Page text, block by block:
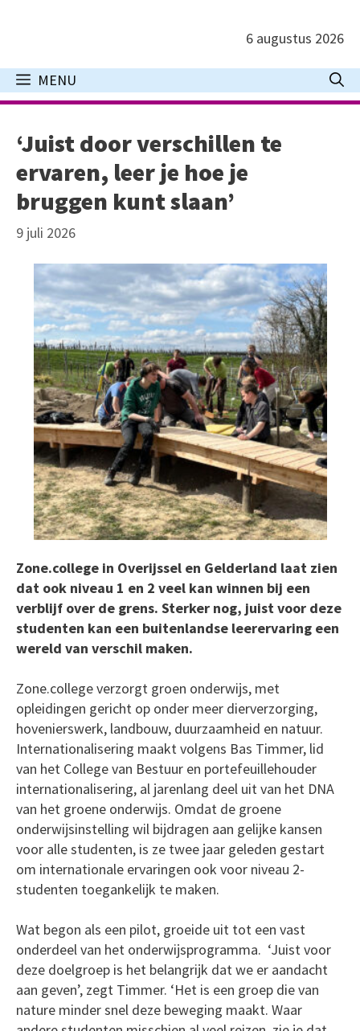
inhoud
6 augustus 2026
MENU
‘Juist door verschillen te
ervaren, leer je hoe je
bruggen kunt slaan’
9 juli 2026
Zone.college in Overijssel en Gelderland laat zien
dat ook niveau 1 en 2 veel kan winnen bij een
verblijf over de grens. Sterker nog, juist voor deze
studenten kan een buitenlandse leerervaring een
wereld van verschil maken.
Zone.college verzorgt groen onderwijs, met
opleidingen gericht op onder meer dierverzorging,
hovenierswerk, landbouw, duurzaamheid en natuur.
Internationalisering maakt volgens Bas Timmer, lid
van het College van Bestuur en portefeuillehouder
internationalisering, al jarenlang deel uit van het DNA
van het groene onderwijs. Omdat de groene
onderwijsinstelling wil bijdragen aan gelijke kansen
voor alle studenten, is ze twee jaar geleden gestart
om internationale ervaringen ook voor niveau 2-
studenten toegankelijk te maken.
Wat begon als een pilot, groeide uit tot een vast
onderdeel van het onderwijsprogramma. ‘Juist voor
deze doelgroep is het belangrijk dat we er aandacht
aan geven’, zegt Timmer. ‘Het is een groep die van
nature minder snel deze beweging maakt. Waar